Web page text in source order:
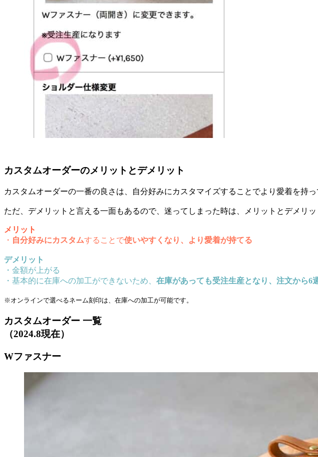
カスタムオーダーのメリットとデメリット
カスタムオーダーの一番の良さは、自分好みにカスタマイズすることでより愛着を持っ
ただ、デメリットと言える一面もあるので、迷ってしまった時は、メリットとデメリ
メリット
・ 自分好みにカスタムすることで使いやすくなり、より愛着が持てる
デメリット
・金額が上がる
・基本的に在庫への加工ができないため、 在庫があっても受注生産となり、注文から6
※オンラインで選べるネーム刻印は、在庫への加工が可能です。
カスタムオーダー 一覧
（2024.8現在）
Wファスナー